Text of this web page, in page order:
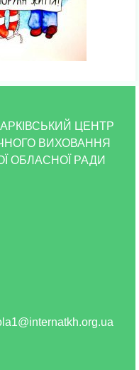
ЦЕНТР
ВИХОВАННЯ
ОБЛАСНОЇ РАДИ